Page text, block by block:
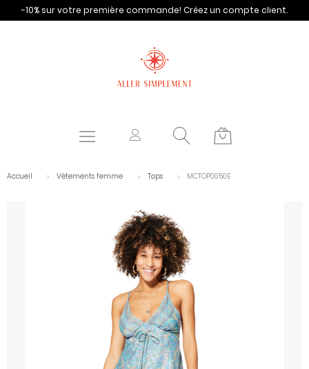
-10% sur votre première commande! Créez un compte client.
Accueil Vêtements femme Tops MCTOP0050E